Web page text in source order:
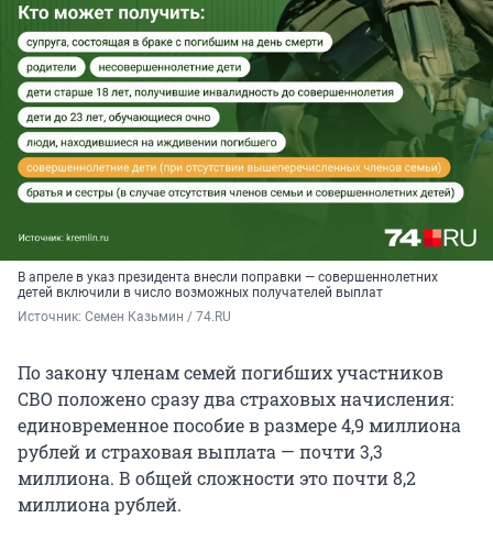
В апреле в указ президента внесли поправки — совершеннолетних
детей включили в число возможных получателей выплат
Источник: Семен Казьмин / 74.RU
По закону членам семей погибших участников
СВО положено сразу два страховых начисления:
единовременное пособие в размере 4,9 миллиона
рублей и страховая выплата — почти 3,3
миллиона. В общей сложности это почти 8,2
миллиона рублей.